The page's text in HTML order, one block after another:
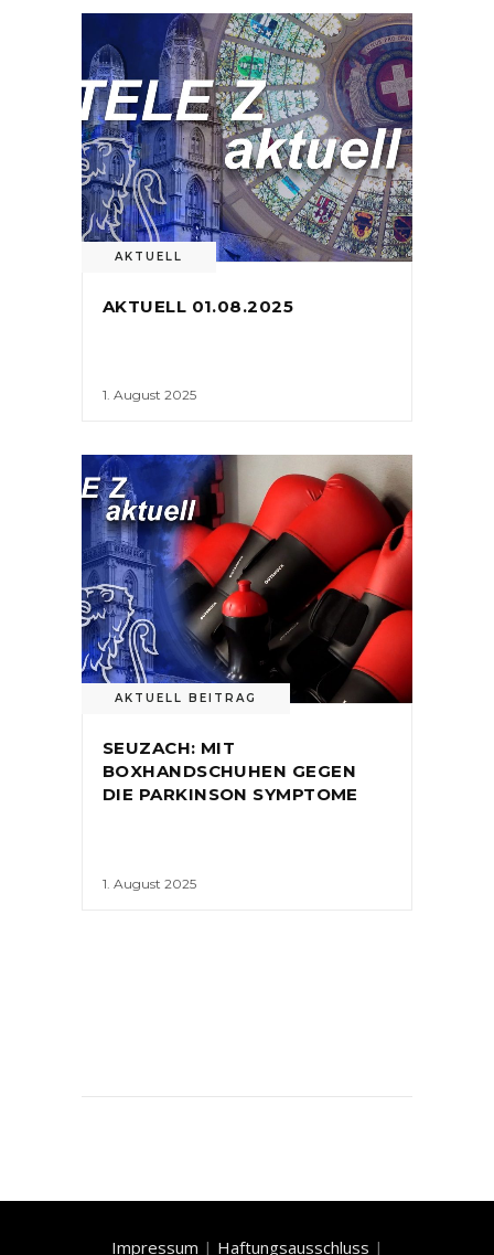
AKTUELL
AKTUELL 01.08.2025
1. August 2025
AKTUELL BEITRAG
SEUZACH: MIT
BOXHANDSCHUHEN GEGEN
DIE PARKINSON SYMPTOME
1. August 2025
Impressum | Haftungsausschluss |